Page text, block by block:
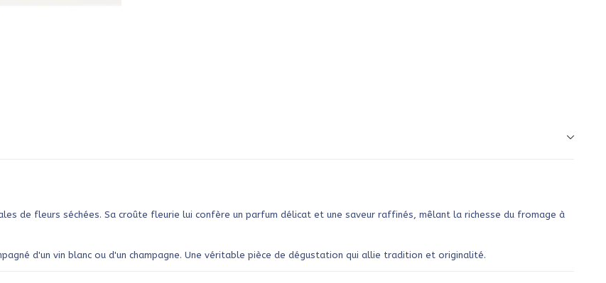
de fleurs séchées. Sa croûte fleurie lui confère un parfum délicat et une saveur raffinés, mêlant la richesse du fromage à
d'un vin blanc ou d'un champagne. Une véritable pièce de dégustation qui allie tradition et originalité.